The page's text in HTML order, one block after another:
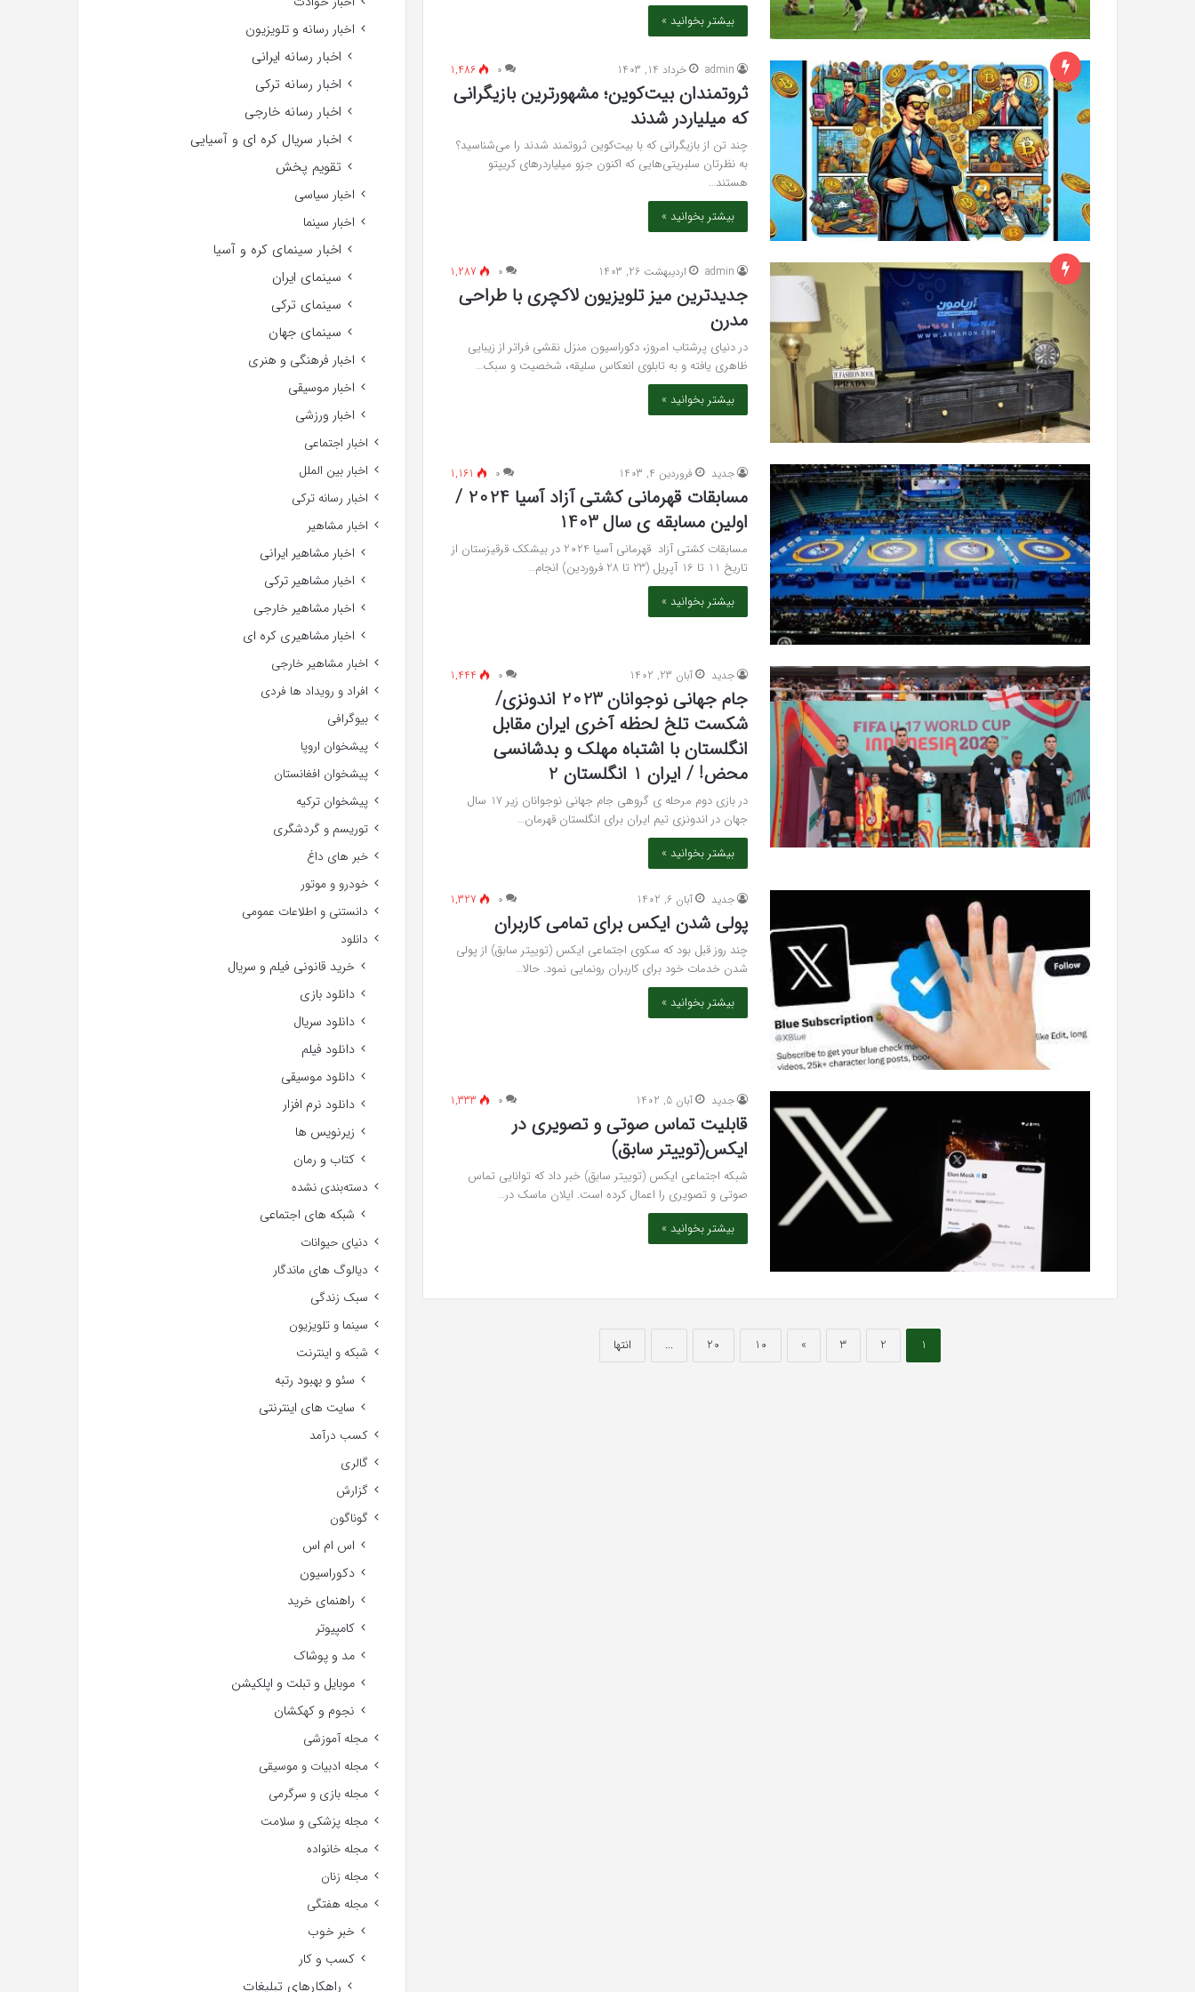
بیشتر بخوانید »
admin خرداد 14, 1403 ۰ 1,486
ثروتمندان بیت‌کوین؛ مشهورترین بازیگرانی
که میلیاردر شدند
چند تن از بازیگرانی که با بیت‌کوین ثروتمند شدند را می‌شناسید؟
به نظرتان سلبریتی‌هایی که اکنون جزو میلیاردرهای کریپتو
هستند…
بیشتر بخوانید »
admin اردیبهشت 26, 1403 ۰ 1,287
جدیدترین میز تلویزیون لاکچری با طراحی
مدرن
در دنیای پرشتاب امروز، دکوراسیون منزل نقشی فراتر از زیبایی
ظاهری یافته و به تابلوی انعکاس سلیقه، شخصیت و سبک…
بیشتر بخوانید »
جدید فروردین 4, 1403 ۰ 1,161
مسابقات قهرمانی کشتی آزاد آسیا 2024 /
اولین مسابقه ی سال 1403
مسابقات کشتی آزاد قهرمانی آسیا 2024 در بیشکک قرقیزستان از
تاریخ 11 تا 16 آپریل (23 تا 28 فروردین) انجام…
بیشتر بخوانید »
جدید آبان 23, 1402 ۰ 1,444
جام جهانی نوجوانان 2023 اندونزی/
شکست تلخ لحظه آخری ایران مقابل
انگلستان با اشتباه مهلک و بدشانسی
محض! / ایران 1 انگلستان 2
در بازی دوم مرحله ی گروهی جام جهانی نوجوانان زیر 17 سال
جهان در اندونزی تیم ایران برای انگلستان قهرمان…
بیشتر بخوانید »
جدید آبان 6, 1402 ۰ 1,327
پولی شدن ایکس برای تمامی کاربران
چند روز قبل بود که سکوی اجتماعی ایکس (توییتر سابق) از پولی
شدن خدمات خود برای کاربران رونمایی نمود. حالا…
بیشتر بخوانید »
جدید آبان 5, 1402 ۰ 1,333
قابلیت تماس صوتی و تصویری در
ایکس(توییتر سابق)
شبکه اجتماعی ایکس (توییتر سابق) خبر داد که توانایی تماس
صوتی و تصویری را اعمال کرده است. ایلان ماسک در…
بیشتر بخوانید »
1
2
3
»
10
20
... انتها
اخبار رسانه و تلویزیون
اخبار رسانه ایرانی
اخبار رسانه ترکی
اخبار رسانه خارجی
اخبار سریال کره ای و آسیایی
تقویم پخش
اخبار سیاسی
اخبار سینما
اخبار سینمای کره و آسیا
سینمای ایران
سینمای ترکی
سینمای جهان
اخبار فرهنگی و هنری
اخبار موسیقی
اخبار ورزشی
اخبار اجتماعی
اخبار بین الملل
اخبار رسانه ترکی
اخبار مشاهیر
اخبار مشاهیر ایرانی
اخبار مشاهیر ترکی
اخبار مشاهیر خارجی
اخبار مشاهیری کره ای
اخبار مشاهیر خارجی
افراد و رویداد ها فردی
بیوگرافی
پیشخوان اروپا
پیشخوان افغانستان
پیشخوان ترکیه
توریسم و گردشگری
خبر های داغ
خودرو و موتور
دانستنی و اطلاعات عمومی
دانلود
خرید قانونی فیلم و سریال
دانلود بازی
دانلود سریال
دانلود فیلم
دانلود موسیقی
دانلود نرم افزار
زیرنویس ها
کتاب و رمان
دسته‌بندی نشده
شبکه های اجتماعی
دنیای حیوانات
دیالوگ های ماندگار
سبک زندگی
سینما و تلویزیون
شبکه و اینترنت
سئو و بهبود رتبه
سایت های اینترنتی
کسب درآمد
گالری
گزارش
گوناگون
اس ام اس
دکوراسیون
راهنمای خرید
کامپیوتر
مد و پوشاک
موبایل و تبلت و اپلکیشن
نجوم و کهکشان
مجله آموزشی
مجله ادبیات و موسیقی
مجله بازی و سرگرمی
مجله پزشکی و سلامت
مجله خانواده
مجله زنان
مجله هفتگی
خبر خوب
کسب و کار
راهکارهای تبلیغات